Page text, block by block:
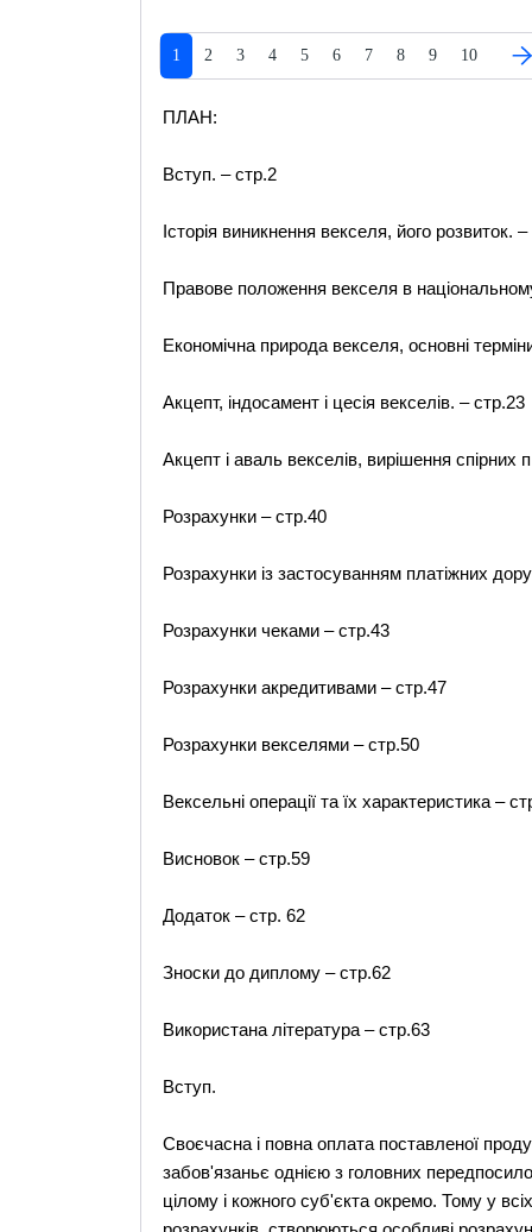
1 2 3 4 5 6 7 8 9 10
ПЛАН:
Вступ. – стр.2
Історія виникнення векселя, його розвиток.
Правове положення векселя в
Економічна природа векселя, основні
Акцепт, індосамент і цесія векселів. – стр.23
Акцепт і аваль векселів, вирішення спірних
Розрахунки – стр.40
Розрахунки із застосуванням платіжних
Розрахунки чеками – стр.43
Розрахунки акредитивами – стр.47
Розрахунки векселями – стр.50
Вексельні операції та їх характеристика –
Висновок – стр.59
Додаток – стр. 62
Зноски до диплому – стр.62
Використана література – стр.63
Вступ.
Своєчасна і повна оплата поставленої
забов'язаньє однією з головних
цілому і кожного суб'єкта окремо. Тому у